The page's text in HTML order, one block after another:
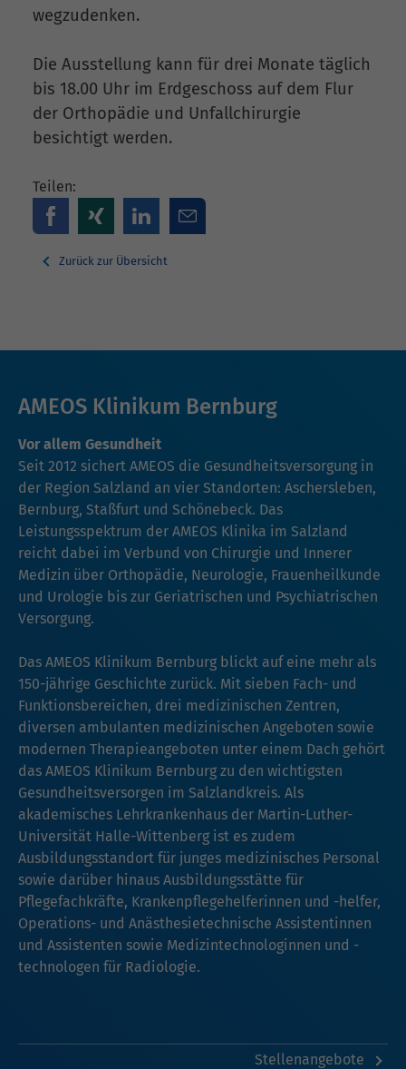
wegzudenken.
Die Ausstellung kann für drei Monate täglich
bis 18.00 Uhr im Erdgeschoss auf dem Flur
der Orthopädie und Unfallchirurgie
besichtigt werden.
Teilen:
Zurück zur Übersicht
AMEOS Klinikum Bernburg
Vor allem Gesundheit
Seit 2012 sichert AMEOS die Gesundheitsversorgung in
der Region Salzland an vier Standorten: Aschersleben,
Bernburg, Staßfurt und Schönebeck. Das
Leistungsspektrum der AMEOS Klinika im Salzland
reicht dabei im Verbund von Chirurgie und Innerer
Medizin über Orthopädie, Neurologie, Frauenheilkunde
und Urologie bis zur Geriatrischen und Psychiatrischen
Versorgung.
Das AMEOS Klinikum Bernburg blickt auf eine mehr als
150-jährige Geschichte zurück. Mit sieben Fach- und
Funktionsbereichen, drei medizinischen Zentren,
diversen ambulanten medizinischen Angeboten sowie
modernen Therapieangeboten unter einem Dach gehört
das AMEOS Klinikum Bernburg zu den wichtigsten
Gesundheitsversorgen im Salzlandkreis. Als
akademisches Lehrkrankenhaus der Martin-Luther-
Universität Halle-Wittenberg ist es zudem
Ausbildungsstandort für junges medizinisches Personal
sowie darüber hinaus Ausbildungsstätte für
Pflegefachkräfte, Krankenpflegehelferinnen und -helfer,
Operations- und Anästhesietechnische Assistentinnen
und Assistenten sowie Medizintechnologinnen und -
technologen für Radiologie.
Stellenangebote